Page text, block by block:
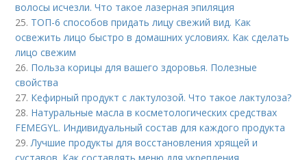
волосы исчезли. Что такое лазерная эпиляция
25. ТОП-6 способов придать лицу свежий вид. Как
освежить лицо быстро в домашних условиях. Как сделать
лицо свежим
26. Польза корицы для вашего здоровья. Полезные
свойства
27. Кефирный продукт с лактулозой. Что такое лактулоза?
28. Натуральные масла в косметологических средствах
FEMEGYL. Индивидуальный состав для каждого продукта
29.Лучшие продукты для восстановления хрящей и